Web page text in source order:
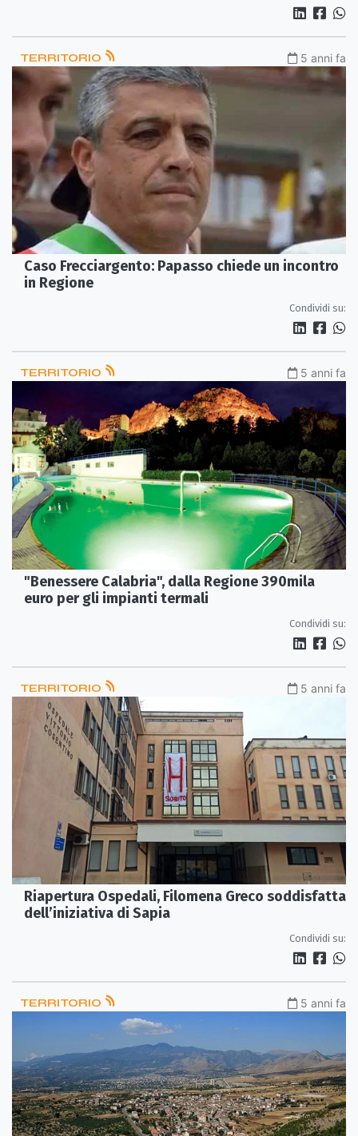
TERRITORIO 5 anni fa
Caso Frecciargento: Papasso chiede un incontro
in Regione
Condividi su:
TERRITORIO 5 anni fa
"Benessere Calabria", dalla Regione 390mila
euro per gli impianti termali
Condividi su:
TERRITORIO 5 anni fa
Riapertura Ospedali, Filomena Greco soddisfatta
dell’iniziativa di Sapia
Condividi su:
TERRITORIO 5 anni fa